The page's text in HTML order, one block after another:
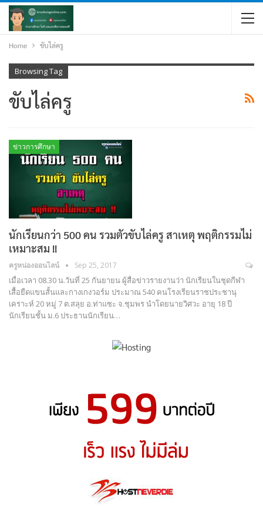
Home ขับไล่ครู
Browsing Tag
ขับไล่ครู
ข่าวการศึกษา
นักเรียนกว่า 500 คน รวมตัวขับไล่ครู สาเหตุ พฤติกรรมไม่
เหมาะสม !!
ครูหน่องออนไลน์ Sep 25, 2017
เมื่อเวลา 08.30 น.วันที่ 25 กันยายน ผู้สื่อข่าวรายงานว่า นักเรียนในชุดกีฬา
เสื้อยืดแขนสั้นและกางเกงวอร์ม ประมาณ 540 คนโรงเรียนราชประชานุ
เคราะห์ 20 หมู่ 7 ต.สลุย อ.ท่าแซะ จ.ชุมพร นำโดยนายวิศวะ อายุ 18 ปี
นักเรียนชั้น ม.6 ประธานนักเรียน…